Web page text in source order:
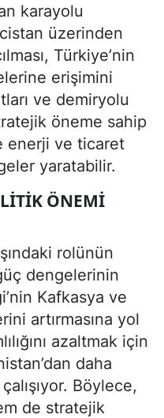
karayolu
üzerinden
Türkiye’nin
erişimini
ve demiryolu
öneme sahip
enerji ve ticaret
yaratabilir.
ÖNEMI
rolünün
dengelerinin
Kafkasya ve
artırmasına yol
azaltmak için
daha
Böylece,
de stratejik